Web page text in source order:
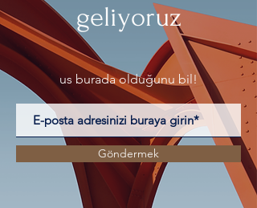
geliyoruz
us burada olduğunu bil!
Göndermek